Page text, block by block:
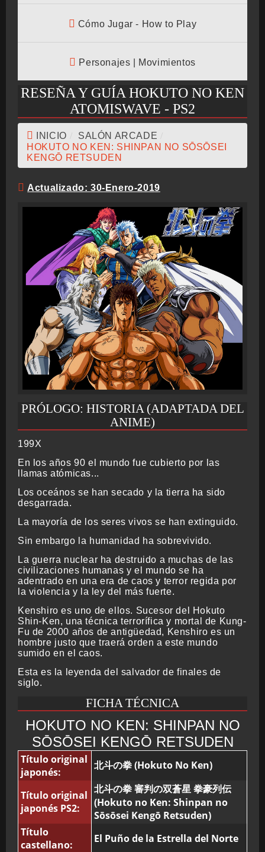
Cómo Jugar - How to Play
Personajes | Movimientos
RESEÑA Y GUÍA HOKUTO NO KEN
ATOMISWAVE - PS2
INICIO SALÓN ARCADE
HOKUTO NO KEN: SHINPAN NO SŌSŌSEI
KENGŌ RETSUDEN
Actualizado: 30-Enero-2019
PRÓLOGO: HISTORIA (ADAPTADA DEL
ANIME)
199X
En los años 90 el mundo fue cubierto por las
llamas atómicas...
Los oceános se han secado y la tierra ha sido
desgarrada.
La mayoría de los seres vivos se han extinguido.
Sin embargo la humanidad ha sobrevivido.
La guerra nuclear ha destruido a muchas de las
civilizaciones humanas y el mundo se ha
adentrado en una era de caos y terror regida por
la violencia y la ley del más fuerte.
Kenshiro es uno de ellos. Sucesor del Hokuto
Shin-Ken, una técnica terrorífica y mortal de Kung-
Fu de 2000 años de antigüedad, Kenshiro es un
hombre justo que traerá orden a este mundo
sumido en el caos.
Esta es la leyenda del salvador de finales de
siglo.
FICHA TÉCNICA
HOKUTO NO KEN: SHINPAN NO
SŌSŌSEI KENGŌ RETSUDEN
Título original
japonés:
北斗の拳 (Hokuto No Ken)
Título original
japonés PS2:
北斗の拳 審判の双蒼星 拳豪列伝
(Hokuto no Ken: Shinpan no
Sōsōsei Kengō Retsuden)
Título
castellano:
El Puño de la Estrella del Norte